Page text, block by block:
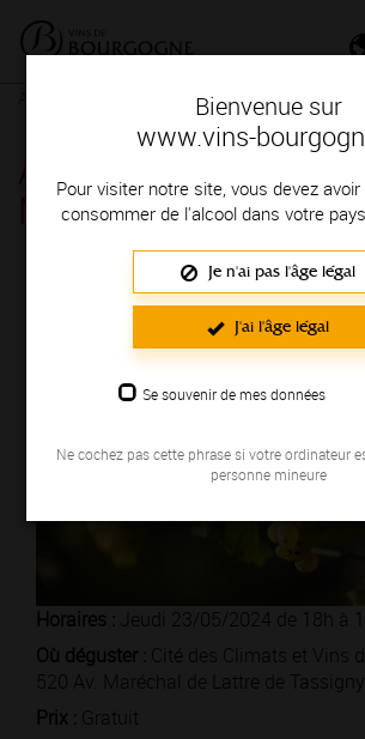
Bienvenue sur
www.vins-
Pour visiter notre site, vous devez
consommer de l'alcool dans votre
Je n'ai pas l'âge légal
J'ai l'âge légal
Se souvenir de mes données
Ne cochez pas cette phrase si votre ordinateur
personne mineure
Rendez-vous
Afterwork
Macon
Le 23 mai 2024
Horaires : Jeudi 23/05/2024 de 18h à
Où déguster : Cité des Climats et Vins
520 Av. Maréchal de Lattre de
Prix : Gratuit